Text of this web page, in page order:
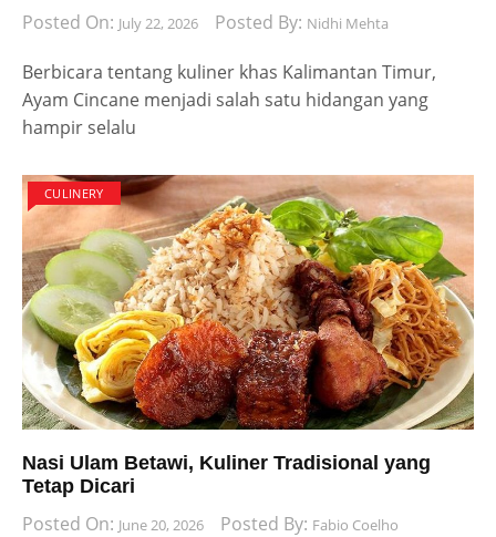
Posted On: July 22, 2026 Posted By: Nidhi Mehta
Berbicara tentang kuliner khas Kalimantan Timur,
Ayam Cincane menjadi salah satu hidangan yang
hampir selalu
CULINERY
Nasi Ulam Betawi, Kuliner Tradisional yang
Tetap Dicari
Posted On: June 20, 2026 Posted By: Fabio Coelho